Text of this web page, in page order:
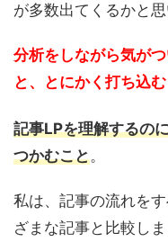
が多数出てくるかと思
分析をしながら気が
と、とにかく打ち込む
記事LPを理解するの
つかむこと。
私は、記事の流れを
ざまな記事と比較しま